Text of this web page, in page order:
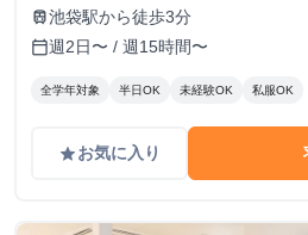
train池袋駅から徒歩3分
calendar_today週2日〜 / 週15時間〜
全学年対象 半日OK 未経験OK 私服OK
gradeお気に入り